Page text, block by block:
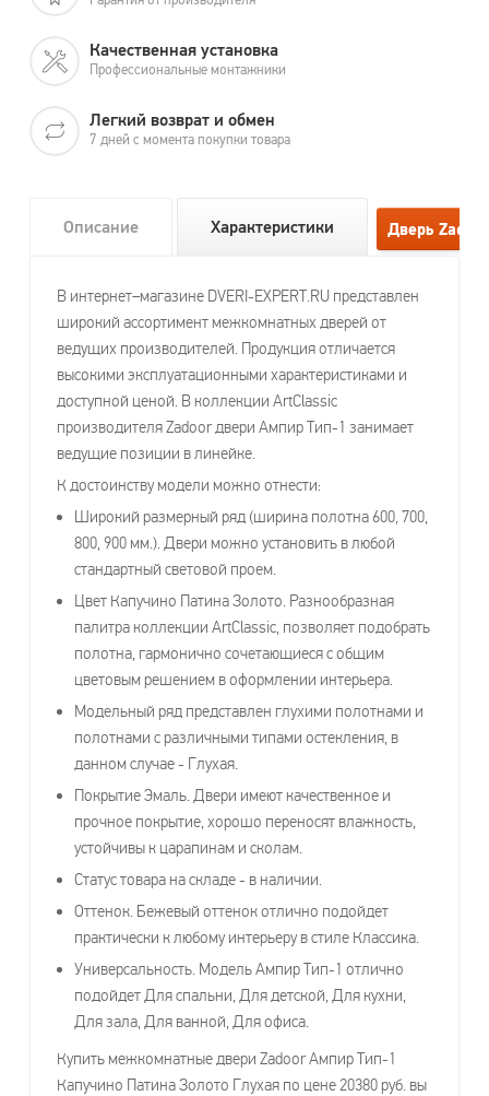
Качественная установка
Профессиональные монтажники
Легкий возврат и обмен
7 дней с момента покупки товара
Описание Характеристики
В интернет–магазине DVERI-EXPERT.RU представлен
широкий ассортимент межкомнатных дверей от
ведущих производителей. Продукция отличается
высокими эксплуатационными характеристиками и
доступной ценой. В коллекции ArtClassic
производителя Zadoor двери Ампир Тип-1 занимает
ведущие позиции в линейке.
К достоинству модели можно отнести:
Широкий размерный ряд (ширина полотна 600, 700,
800, 900 мм.). Двери можно установить в любой
стандартный световой проем.
Цвет Капучино Патина Золото. Разнообразная
палитра коллекции ArtClassic, позволяет подобрать
полотна, гармонично сочетающиеся с общим
цветовым решением в оформлении интерьера.
Модельный ряд представлен глухими полотнами и
полотнами с различными типами остекления, в
данном случае - Глухая.
Покрытие Эмаль. Двери имеют качественное и
прочное покрытие, хорошо переносят влажность,
устойчивы к царапинам и сколам.
Статус товара на складе - в наличии.
Оттенок. Бежевый оттенок отлично подойдет
практически к любому интерьеру в стиле Классика.
Универсальность. Модель Ампир Тип-1 отлично
подойдет Для спальни, Для детской, Для кухни,
Для зала, Для ванной, Для офиса.
Купить межкомнатные двери Zadoor Ампир Тип-1
Капучино Патина Золото Глухая по цене 20380 руб. вы